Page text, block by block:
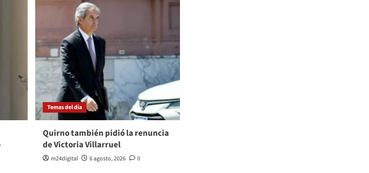
Temas del dia
Quirno también pidió la renuncia
de Victoria Villarruel
m24digital 6 agosto, 2026 0